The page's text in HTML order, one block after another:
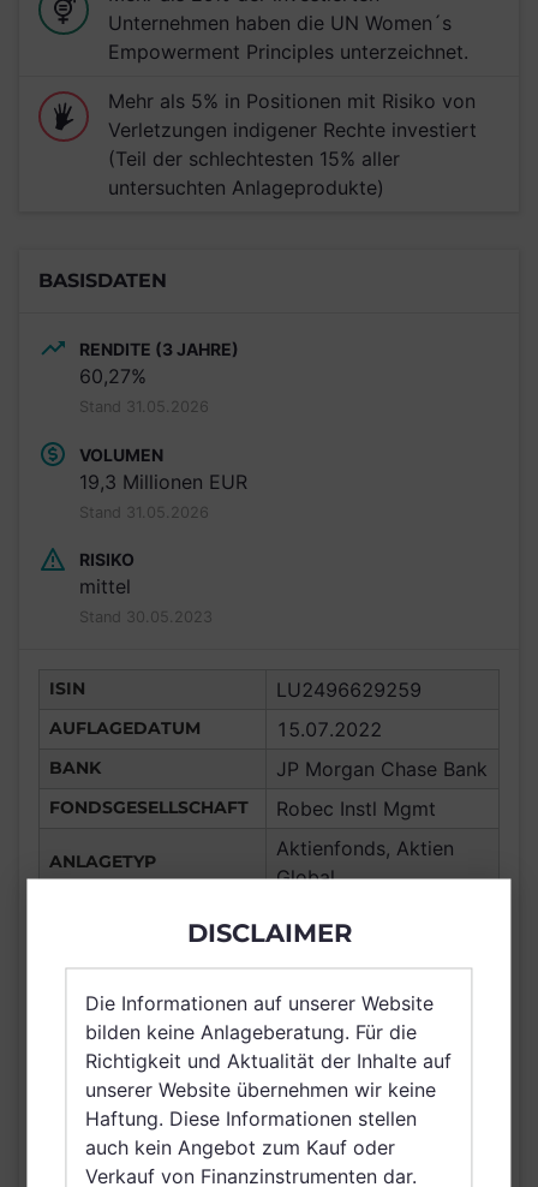
Unternehmen haben die UN Women´s
Empowerment Principles unterzeichnet.
Mehr als 5% in Positionen mit Risiko von
Verletzungen indigener Rechte investiert
(Teil der schlechtesten 15% aller
untersuchten Anlageprodukte)
BASISDATEN
RENDITE (3 JAHRE)
60,27%
Stand 31.05.2026
VOLUMEN
19,3 Millionen EUR
Stand 31.05.2026
RISIKO
mittel
Stand 30.05.2023
ISIN LU2496629259
AUFLAGEDATUM 15.07.2022
BANK JP Morgan Chase Bank
FONDSGESELLSCHAFT Robec Instl Mgmt
ANLAGETYP
Aktienfonds, Aktien
Global
WÄHRUNG EUR
VERTRIEBSZULASSUNG
Frankreich, Spanien,
Italien, Luxemburg,
Österreich, Schweiz,
Finnland, Dänemark,
Schweden, Singapur
DISCLAIMER
Die Informationen auf unserer Website
bilden keine Anlageberatung. Für die
Richtigkeit und Aktualität der Inhalte auf
unserer Website übernehmen wir keine
Haftung. Diese Informationen stellen
auch kein Angebot zum Kauf oder
Verkauf von Finanzinstrumenten dar.